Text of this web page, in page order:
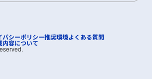
バシーポリシー推奨環境よくある質問
内容について